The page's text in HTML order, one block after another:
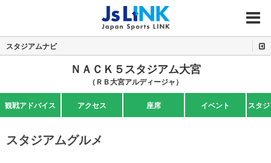
MENU
スタジアムナビ
ＮＡＣＫ５スタジアム大宮
（ＲＢ大宮アルディージャ）
観戦アドバイス アクセス 座席 イベント スタ
スタジアムグルメ